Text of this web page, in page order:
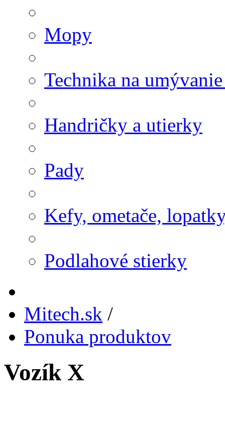
Mopy
Technika na
Handričky a utierky
Pady
Kefy, ometače,
Podlahové stierky
Mitech.sk /
Ponuka produktov
Vozík X